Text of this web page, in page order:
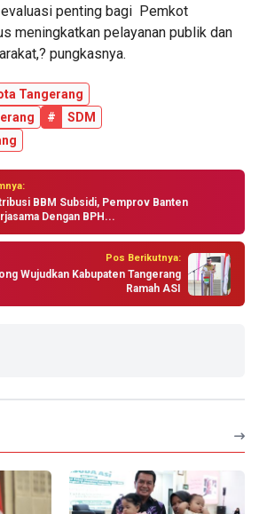
evaluasi penting bagi Pemkot
meningkatkan pelayanan publik dan
pungkasnya.
Tangerang
#
SDM
BBM Subsidi, Pemprov Banten
Dengan BPH...
Pos Berikutnya:
Wujudkan Kabupaten Tangerang
Ramah ASI